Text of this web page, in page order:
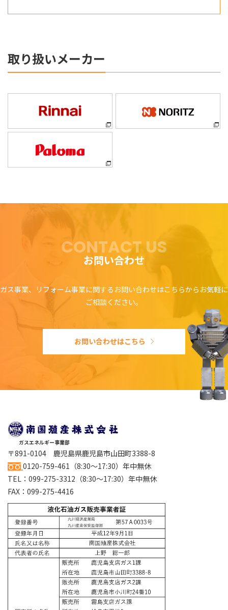
取り扱いメーカー
CONTACT US
お問い合わせ
ガス事業、リフォーム事業に関するお問い合わせはこちらからお気軽に
ご相談ください。
お問い合わせはこちら
ガスエネルギー事業部
〒891-0104 鹿児島県鹿児島市山田町3388-8
0120-759-461 （8:30～17:30）年中無休
TEL： 099-275-3312 （8:30～17:30）年中無休
FAX：099-275-4416